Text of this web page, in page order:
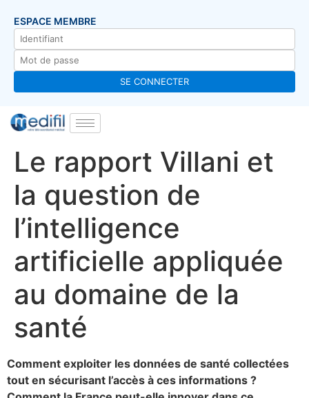
ESPACE MEMBRE
Le rapport Villani et
la question de
l’intelligence
artificielle appliquée
au domaine de la
santé
Comment exploiter les données de santé collectées
tout en sécurisant l’accès à ces informations ?